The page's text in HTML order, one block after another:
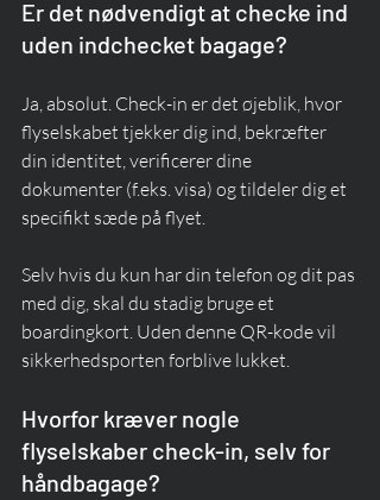
Er det nødvendigt at checke ind
uden indchecket bagage?
Ja, absolut. Check-in er det øjeblik, hvor
flyselskabet tjekker dig ind, bekræfter
din identitet, verificerer dine
dokumenter (f.eks. visa) og tildeler dig et
specifikt sæde på flyet.
Selv hvis du kun har din telefon og dit pas
med dig, skal du stadig bruge et
boardingkort. Uden denne QR-kode vil
sikkerhedsporten forblive lukket.
Hvorfor kræver nogle
flyselskaber check-in, selv for
håndbagage?